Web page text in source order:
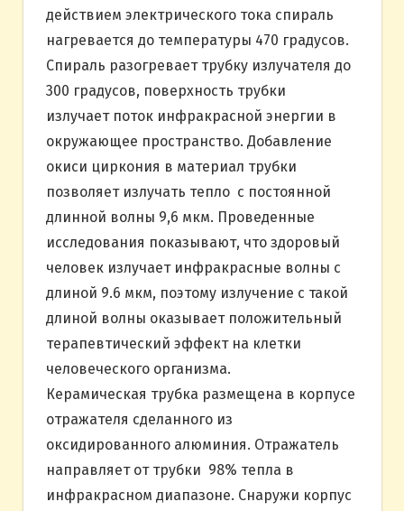
действием электрического тока спираль
нагревается до температуры 470 градусов.
Спираль разогревает трубку излучателя до
300 градусов, поверхность трубки
излучает поток инфракрасной энергии в
окружающее пространство. Добавление
окиси циркония в материал трубки
позволяет излучать тепло с постоянной
длинной волны 9,6 мкм. Проведенные
исследования показывают, что здоровый
человек излучает инфракрасные волны с
длиной 9.6 мкм, поэтому излучение с такой
длиной волны оказывает положительный
терапевтический эффект на клетки
человеческого организма.
Керамическая трубка размещена в корпусе
отражателя сделанного из
оксидированного алюминия. Отражатель
направляет от трубки 98% тепла в
инфракрасном диапазоне. Снаружи корпус